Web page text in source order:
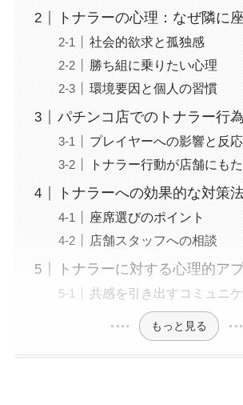
トナラーの心理：なぜ隣に
社会的欲求と孤独感
勝ち組に乗りたい心理
環境要因と個人の習慣
パチンコ店でのトナラー行
プレイヤーへの影響と反応
トナラー行動が店舗にも
トナラーへの効果的な対策
座席選びのポイント
店舗スタッフへの相談
トナラーに対する心理的ア
共感を引き出すコミュニ
もっと見る